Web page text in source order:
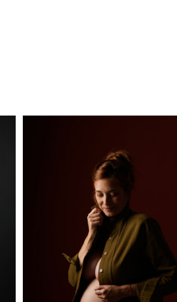
Photographe grossesse
Montpellier et Sète : une
studio créative fine art &
Adulte Grossesse